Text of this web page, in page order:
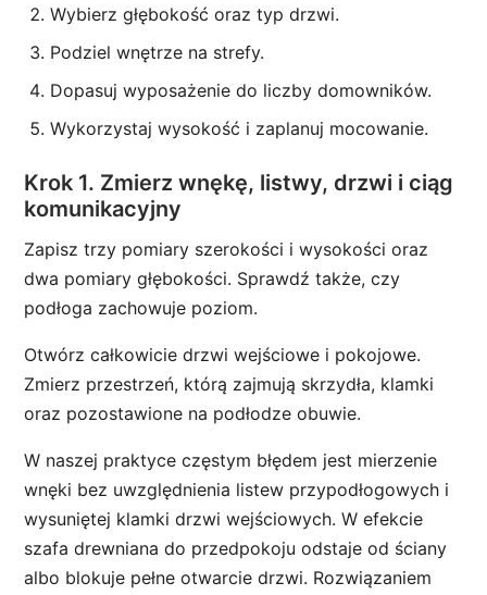
Wybierz głębokość oraz typ drzwi.
Podziel wnętrze na strefy.
Dopasuj wyposażenie do liczby domowników.
Wykorzystaj wysokość i zaplanuj mocowanie.
Krok 1. Zmierz wnękę, listwy, drzwi i ciąg
komunikacyjny
Zapisz trzy pomiary szerokości i wysokości oraz
dwa pomiary głębokości. Sprawdź także, czy
podłoga zachowuje poziom.
Otwórz całkowicie drzwi wejściowe i pokojowe.
Zmierz przestrzeń, którą zajmują skrzydła, klamki
oraz pozostawione na podłodze obuwie.
W naszej praktyce częstym błędem jest mierzenie
wnęki bez uwzględnienia listew przypodłogowych i
wysuniętej klamki drzwi wejściowych. W efekcie
szafa drewniana do przedpokoju odstaje od ściany
albo blokuje pełne otwarcie drzwi. Rozwiązaniem